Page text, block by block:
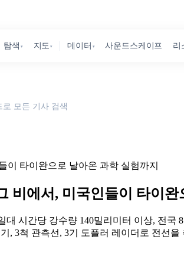
탐색 ▾ 지도 ▾ 데이터 ▾ 사운드스케이프 리
로 모든 기사 검색
이 타이완으로 날아온 과학 실험까지
비에서, 미국인들이 타이완
시간당 강수량 140밀리미터 이상, 전
3척 관측선, 3기 도플러 레이더로 전선